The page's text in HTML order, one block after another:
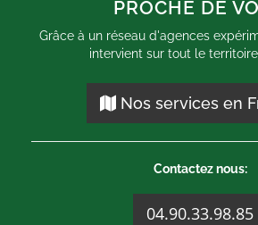
PROCHE DE
Grâce à un réseau d'agences
intervient sur tout le
Nos services en
Contactez nous:
04.90.33.98.85